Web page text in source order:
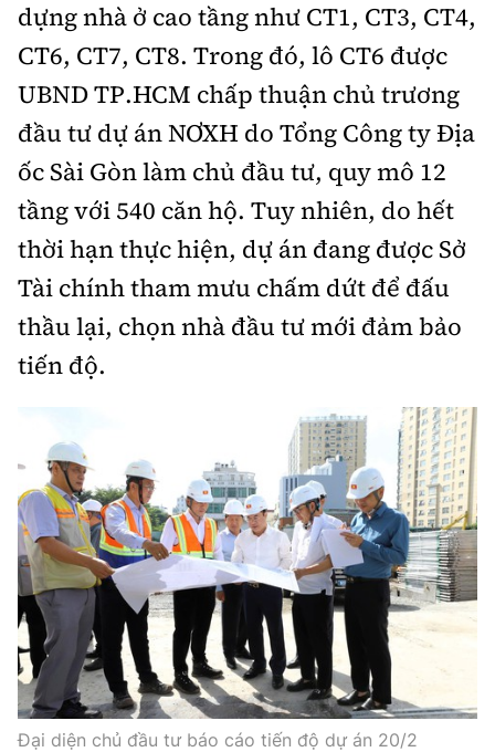
dựng nhà ở cao tầng như CT1, CT3, CT4,
CT6, CT7, CT8. Trong đó, lô CT6 được
UBND TP.HCM chấp thuận chủ trương
đầu tư dự án NƠXH do Tổng Công ty Địa
ốc Sài Gòn làm chủ đầu tư, quy mô 12
tầng với 540 căn hộ. Tuy nhiên, do hết
thời hạn thực hiện, dự án đang được Sở
Tài chính tham mưu chấm dứt để đấu
thầu lại, chọn nhà đầu tư mới đảm bảo
tiến độ.
Đại diện chủ đầu tư báo cáo tiến độ dự án 20/2